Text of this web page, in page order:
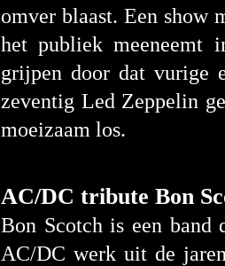
omver blaast. Een show
het publiek meeneemt
grijpen door dat vurige
zeventig Led Zeppelin
moeizaam los.
AC/DC tribute Bon
Bon Scotch is een band
AC/DC werk uit de